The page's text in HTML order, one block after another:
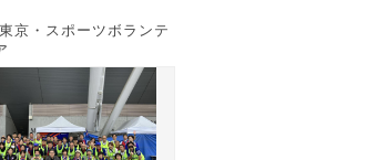
京・スポーツボランテ